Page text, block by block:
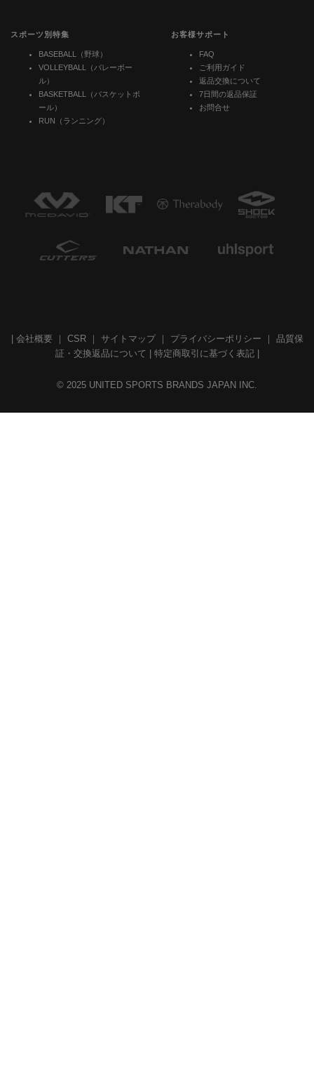
スポーツ別特集
BASEBALL（野球）
VOLLEYBALL（バレーボー
ル）
BASKETBALL（バスケットボ
ール）
RUN（ランニング）
お客様サポート
FAQ
ご利用ガイド
返品交換について
7日間の返品保証
お問合せ
会社概要｜ CSR｜ サイトマップ｜ プライバシーポリシー
品質保
証・交換返品について
特定商取引に基づく表記
© 2025 UNITED SPORTS BRANDS JAPAN INC.